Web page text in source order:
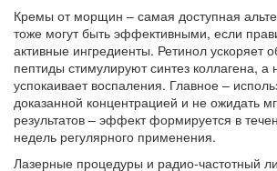
Кремы от морщин – самая доступная
тоже могут быть эффективными, если
активные ингредиенты. Ретинол ускоряет
пептиды стимулируют синтез коллагена,
успокаивает воспаления. Главное –
доказанной концентрацией и не ожидать
результатов – эффект формируется в
недель регулярного применения.
Лазерные процедуры и радио‑частотный